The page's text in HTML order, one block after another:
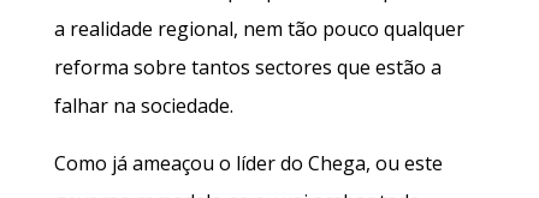
a realidade regional, nem tão pouco qualquer
reforma sobre tantos sectores que estão a
falhar na sociedade.
Como já ameaçou o líder do Chega, ou este